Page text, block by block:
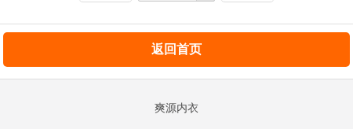
返回首页
爽源内衣